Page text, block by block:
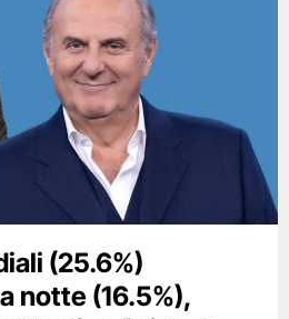
(25.6%)
notte (16.5%),